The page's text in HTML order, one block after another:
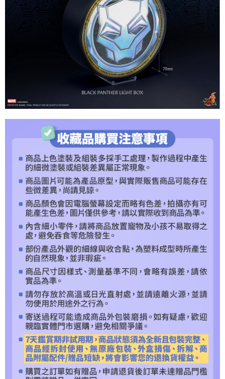
【注意事項】
１．透過由恩沛科技股份有限公司提供之「AFTEE先享後付」服務完成之交
易，需依本服務之必要範圍內提供個人資料，並將交易相關給付款項請求債
權轉讓予恩沛科技股份有限公司。
２．關於個人資料處理事宜，請瀏覽以下網址：
https://aftee.tw/terms/#terms3
３．未成年的使用者請事先徵得法定代理人或監護人之同意方可使用
「AFTEE先享後付」，若未經同意申辦者引起之損失，本公司不負相關責
４．使用「AFTEE先享後付」時，將依據個別帳號之用戶狀況，依本公司即
時審查核予不同之上限額度；若仍有額度不足之情形，本公司將視審查結果
請求用戶進行身份認證。
恩沛科技股份有限公司將有權停止該用戶之使用額度並採取法律行動。